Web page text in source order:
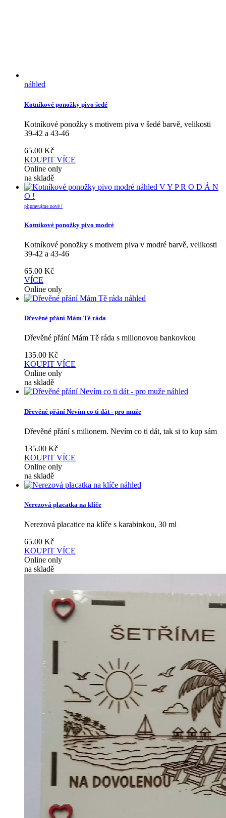
náhled
Kotníkové ponožky pivo šedé
Kotníkové ponožky s motivem piva v šedé barvě, velikosti
39-42 a 43-46
65.00 Kč
KOUPIT VÍCE
Online only
na skladě
náhled V Y P R O D Á N
O !
připravujme nové !
Kotníkové ponožky pivo modré
Kotníkové ponožky s motivem piva v modré barvě, velikosti
39-42 a 43-46
65.00 Kč
VÍCE
Online only
náhled
Dřevěné přání Mám Tě ráda
Dřevěné přání Mám Tě ráda s milionovou bankovkou
135.00 Kč
KOUPIT VÍCE
Online only
na skladě
náhled
Dřevěné přání Nevím co ti dát - pro muže
Dřevěné přání s milionem. Nevím co ti dát, tak si to kup sám
135.00 Kč
KOUPIT VÍCE
Online only
na skladě
náhled
Nerezová placatka na klíče
Nerezová placatice na klíče s karabinkou, 30 ml
65.00 Kč
KOUPIT VÍCE
Online only
na skladě